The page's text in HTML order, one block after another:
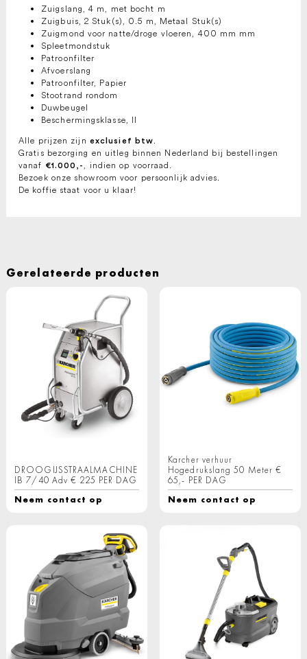
Zuigslang, 4 m, met bocht m
Zuigbuis, 2 Stuk(s), 0.5 m, Metaal Stuk(s)
Zuigmond voor natte/droge vloeren, 400 mm mm
Spleetmondstuk
Patroonfilter
Afvoerslang
Patroonfilter, Papier
Stootrand rondom
Duwbeugel
Beschermingsklasse, II
Alle prijzen zijn exclusief btw
Gratis bezorging en uitleg binnen Nederland bij bestellingen
vanaf €1.000,-
, indien op voorraad.
Bezoek onze showroom voor persoonlijk advies.
De koffie staat voor u klaar!
Gerelateerde producten
DROOGIJSSTRAALMACHINE
IB 7/40 Adv € 225 PER DAG
Neem contact op
Karcher verhuur
Hogedrukslang 50 Meter €
65,- PER DAG
Neem contact op